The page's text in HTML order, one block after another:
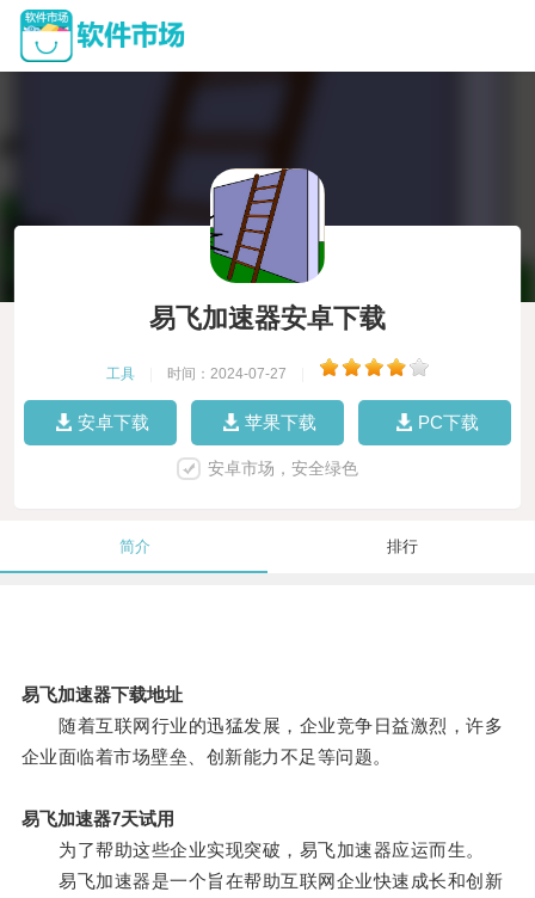
易飞加速器安卓下载
工具 时间：2024-07-27
安卓下载 苹果下载 PC下载
安卓市场，安全绿色
简介 排行
易飞加速器下载地址
随着互联网行业的迅猛发展，企业竞争日益激烈，许多
企业面临着市场壁垒、创新能力不足等问题。
易飞加速器7天试用
为了帮助这些企业实现突破，易飞加速器应运而生。
易飞加速器是一个旨在帮助互联网企业快速成长和创新